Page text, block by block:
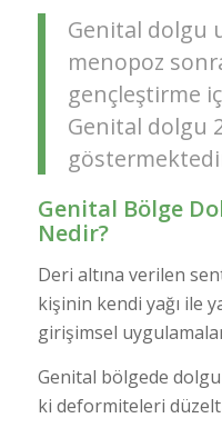
Genital dolgu
menopoz
gençleştirme
Genital dolgu
Genital Bölge
Nedir?
Deri altına verilen
kişinin kendi yağı ile
girişimsel
Genital bölgede
ki deformiteleri